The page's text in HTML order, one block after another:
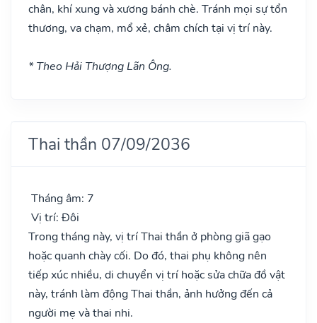
chân, khí xung và xương bánh chè. Tránh mọi sự tổn
thương, va chạm, mổ xẻ, châm chích tại vị trí này.
* Theo Hải Thượng Lãn Ông.
Thai thần 07/09/2036
Tháng âm: 7
Vị trí: Đôi
Trong tháng này, vị trí Thai thần ở phòng giã gạo
hoặc quanh chày cối. Do đó, thai phụ không nên
tiếp xúc nhiều, di chuyển vị trí hoặc sửa chữa đồ vật
này, tránh làm động Thai thần, ảnh hưởng đến cả
người mẹ và thai nhi.